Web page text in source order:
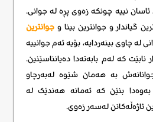
ئاسان نییە چونکە زەوی پڕە لە جوانی.
گیاندار و جوانترین بینا و جوانترین
لە چاوی بینەردایە، بۆیە ئەم جوانییە
نابێت کە لەم بابەتەدا دەیانناسێنین.
بە هەمان شێوە لەبەرچاو
بەوەدا بنێن کە ئەمانە هەندێک لە
ئاژەڵەکانن لەسەر زەوی.